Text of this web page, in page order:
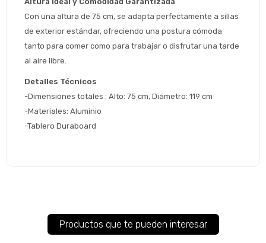
Con una altura de 75 cm, se adapta perfectamente a sillas
de exterior estándar, ofreciendo una postura cómoda
tanto para comer como para trabajar o disfrutar una tarde
al aire libre.
Detalles Técnicos
-Dimensiones totales : Alto: 75 cm, Diámetro: 119 cm
-Materiales: Aluminio
-Tablero Duraboard
Productos que te pueden interesar
cuotas y sin tocar tu
tarjeta de crédito
Celular
Fecha de nacimiento
Día
que prefieras!
Elegí tus productos preferidos
Seleccioná Pago Después como metodo
Ups!
Parece que no tenes oferta, lamentamos
el inconveniente, por cualquier duda
contactanos en
¡Algo salió mal!
Por favor intenta nuevamente mas tarde.